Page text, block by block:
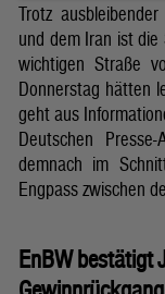
Trotz
und dem Iran ist
wichtigen Straße
Donnerstag hätten
geht aus
Deutschen
demnach im
Engpass zwischen
EnBW bestätigt